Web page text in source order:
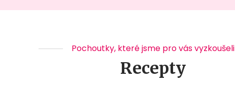
Pochoutky, které jsme pro vás vyzkoušeli
Recepty